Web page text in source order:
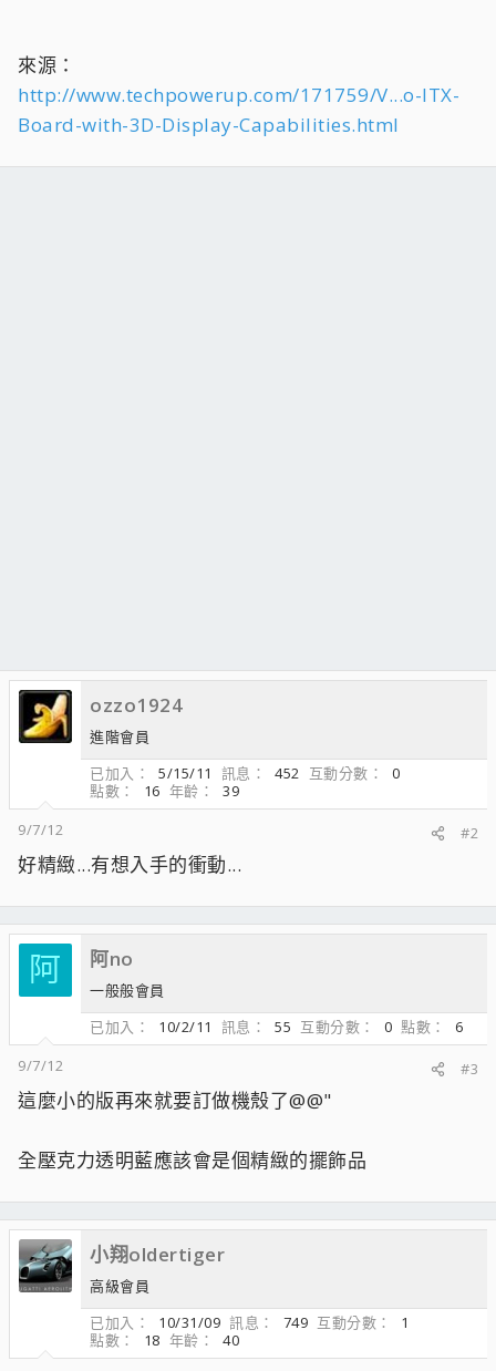
來源：
http://www.techpowerup.com/171759/V...o-ITX-
Board-with-3D-Display-Capabilities.html
ozzo1924
進階會員
已加入
5/15/11 訊息 452 互動分數
0
點數
16 年齡
39
9/7/12
#2
好精緻...有想入手的衝動...
阿 阿no
一般般會員
已加入
10/2/11 訊息 55 互動分數 0 點數
6
9/7/12
#3
這麼小的版再來就要訂做機殼了@@"
全壓克力透明藍應該會是個精緻的擺飾品
小翔oldertiger
高級會員
已加入
10/31/09 訊息 749 互動分數
1
點數
18 年齡
40